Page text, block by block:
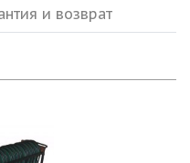
и возврат